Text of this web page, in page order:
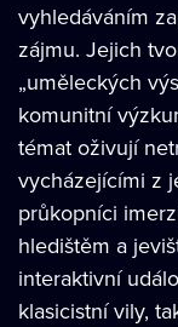
vyhledáváním
zájmu. Jejich
„uměleckých
komunitní
témat oživují
vycházejícími z
průkopníci
hledištěm a
interaktivní
klasicistní vily,